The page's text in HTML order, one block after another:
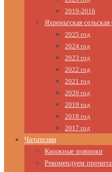
2019-2016
Яхреньгская
2025 год
2024 год
2023 год
2022 год
2021 год
2020 год
2019 год
2018 год
2017 год
Читателям
Книжные новинки
Рекомендуем